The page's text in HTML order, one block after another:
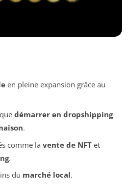
en pleine expansion grâce au
démarrer en dropshipping
.
comme la vente de NFTet
.
du marché local.